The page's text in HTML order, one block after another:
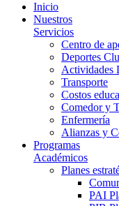
Inicio
Nuestros
Servicios
Centro de
Deportes
Actividades
Transporte
Costos
Comedor y
Enfermería
Alianzas y
Programas
Académicos
Planes
PAI